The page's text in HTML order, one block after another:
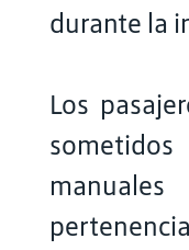
durante la
Los